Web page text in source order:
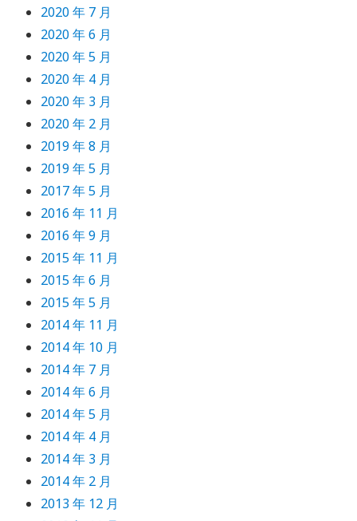
2020 年 7 月
2020 年 6 月
2020 年 5 月
2020 年 4 月
2020 年 3 月
2020 年 2 月
2019 年 8 月
2019 年 5 月
2017 年 5 月
2016 年 11 月
2016 年 9 月
2015 年 11 月
2015 年 6 月
2015 年 5 月
2014 年 11 月
2014 年 10 月
2014 年 7 月
2014 年 6 月
2014 年 5 月
2014 年 4 月
2014 年 3 月
2014 年 2 月
2013 年 12 月